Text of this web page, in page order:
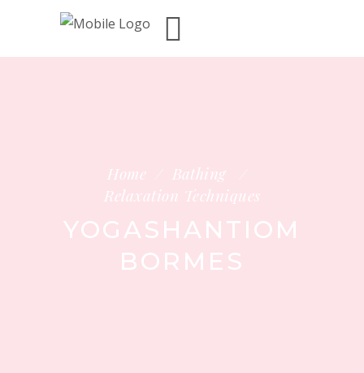
Home Bathing
Relaxation Techniques
YOGASHANTIOM
BORMES